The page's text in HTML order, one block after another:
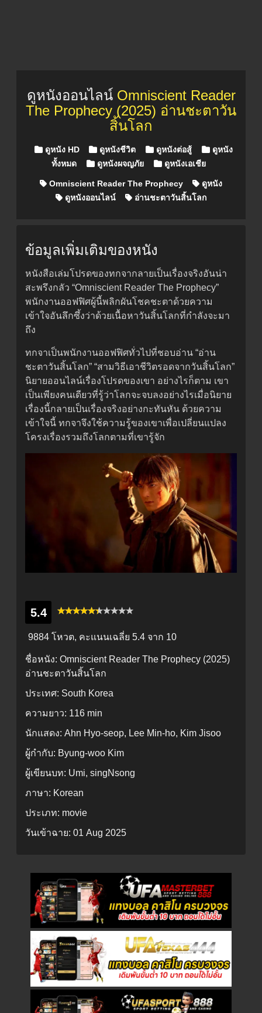
ดูหนังออนไลน์ Omniscient Reader
The Prophecy (2025) อ่านชะตาวัน
สิ้นโลก
Posted in
ดูหนัง HD ดูหนังชีวิต ดูหนังต่อสู้
ดูหนัง
ทั้งหมด
ดูหนังผจญภัย ดูหนังเอเชีย
Omniscient Reader The Prophecy
ดูหนัง
ดูหนังออนไลน์
อ่านชะตาวันสิ้นโลก
ข้อมูลเพิ่มเติมของหนัง
หนังสือเล่มโปรดของทกจากลายเป็นเรื่องจริงอันน่า
สะพรึงกลัว “Omniscient Reader The Prophecy”
พนักงานออฟฟิศผู้นี้พลิกผันโชคชะตาด้วยความ
เข้าใจอันลึกซึ้งว่าด้วยเนื้อหาวันสิ้นโลกที่กำลังจะมา
ถึง
ทกจาเป็นพนักงานออฟฟิศทั่วไปที่ชอบอ่าน “อ่าน
ชะตาวันสิ้นโลก” “สามวิธีเอาชีวิตรอดจากวันสิ้นโลก”
นิยายออนไลน์เรื่องโปรดของเขา อย่างไรก็ตาม เขา
เป็นเพียงคนเดียวที่รู้ว่าโลกจะจบลงอย่างไรเมื่อนิยาย
เรื่องนี้กลายเป็นเรื่องจริงอย่างกะทันหัน ด้วยความ
เข้าใจนี้ ทกจาจึงใช้ความรู้ของเขาเพื่อเปลี่ยนแปลง
โครงเรื่องรวมถึงโลกตามที่เขารู้จัก
5.4
9884 โหวต, คะแนนเฉลี่ย 5.4 จาก 10
ชื่อหนัง: Omniscient Reader The Prophecy (2025)
อ่านชะตาวันสิ้นโลก
ประเทศ: South Korea
ความยาว: 116 min
นักแสดง: Ahn Hyo-seop, Lee Min-ho, Kim Jisoo
ผู้กำกับ: Byung-woo Kim
ผู้เขียนบท: Umi, singNsong
ภาษา: Korean
ประเภท: movie
วันเข้าฉาย: 01 Aug 2025